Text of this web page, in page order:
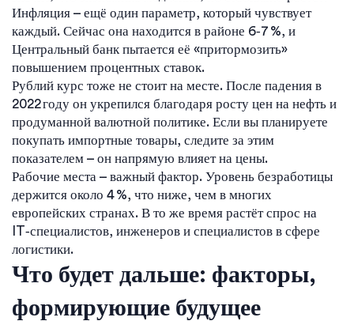
Инфляция – ещё один параметр, который чувствует
каждый. Сейчас она находится в районе 6‑7 %, и
Центральный банк пытается её «притормозить»
повышением процентных ставок.
Рублий курс тоже не стоит на месте. После падения в
2022 году он укрепился благодаря росту цен на нефть и
продуманной валютной политике. Если вы планируете
покупать импортные товары, следите за этим
показателем – он напрямую влияет на цены.
Рабочие места – важный фактор. Уровень безработицы
держится около 4 %, что ниже, чем в многих
европейских странах. В то же время растёт спрос на
IT‑специалистов, инженеров и специалистов в сфере
логистики.
Что будет дальше: факторы,
формирующие будущее